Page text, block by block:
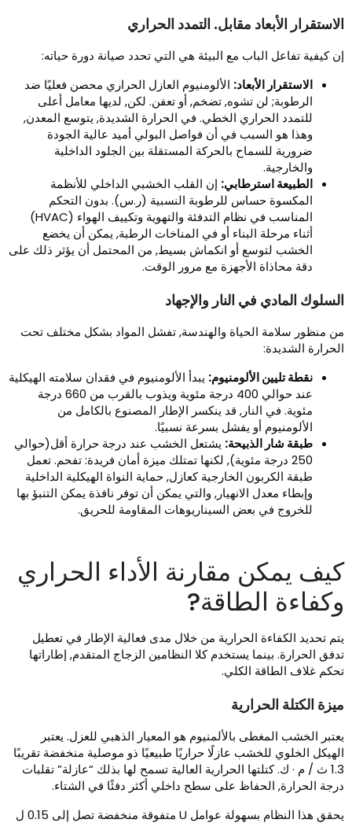
الأبعاد مقابل. التمدد الحراري
كيفية تفاعل الباب مع البيئة هي التي تحدد صيانة دورة حياته:
الاستقرار الأبعاد:الألومنيوم العازل الحراري محصن فعليًا ضد
الرطوبة; لن تشوه, تضخم, أو تعفن. لكن, لديها معامل أعلى
للتمدد الحراري الخطي. في الحرارة الشديدة, يتوسع المعدن,
وهذا هو السبب في أن فواصل البولي أميد عالية الجودة
ضرورية للسماح بالحركة المستقلة بين الجلود الداخلية
والخارجية.
الطبيعة استرطابي:إن القلب الخشبي الداخلي للأنظمة
المكسوة حساس للرطوبة النسبية (ر.س). بدون التحكم
المناسب في نظام التدفئة والتهوية وتكييف الهواء (HVAC)
أثناء مرحلة البناء أو في المناخات الرطبة, يمكن أن يخضع
الخشب لتوسع أو انكماش بسيط, من المحتمل أن يؤثر ذلك على
دقة محاذاة الأجهزة مع مرور الوقت.
المادي في النار والإجهاد
منظور سلامة الحياة والهندسة, تفشل المواد بشكل مختلف تحت
الشديدة:
نقطة تليين الألومنيوم:يبدأ الألومنيوم في فقدان سلامته الهيكلية
عند حوالي 400 درجة مئوية ويذوب بالقرب من 660 درجة
مئوية. في النار, قد ينكسر الإطار المصنوع بالكامل من
الألومنيوم أو يفشل بسرعة نسبيًا.
طبقة شار الذبيحة:يشتعل الخشب عند درجة حرارة أقل(حوالي
250 درجة مئوية), لكنها تمتلك ميزة أمان فريدة: تفحم. تعمل
طبقة الكربون الخارجية كعازل, حماية النواة الهيكلية الداخلية
وإبطاء معدل الانهيار, والتي يمكن أن توفر نافذة يمكن التنبؤ بها
للخروج في بعض السيناريوهات المقاومة للحريق.
يمكن مقارنة الأداء الحراري
الطاقة?
تحديد الكفاءة الحرارية من خلال مدى فعالية الإطار في تعطيل
الحرارة. بينما يستخدم كلا النظامين الزجاج المتقدم, إطاراتها
غلاف الطاقة الكلي.
الكتلة الحرارية
الخشب المغطى بالألمنيوم هو المعيار الذهبي للعزل. يعتبر
الخلوي للخشب عازلًا حراريًا طبيعيًا ذو موصلية منخفضة تقريبًا
1.3 ث / م · ك. كتلتها الحرارية العالية تسمح لها بذلك “عازلة” تقلبات
الحرارة, الحفاظ على سطح داخلي أكثر دفئًا في الشتاء.
يحقق هذا النظام بسهولة عوامل U متفوقة منخفضة تصل إلى 0.15 ل